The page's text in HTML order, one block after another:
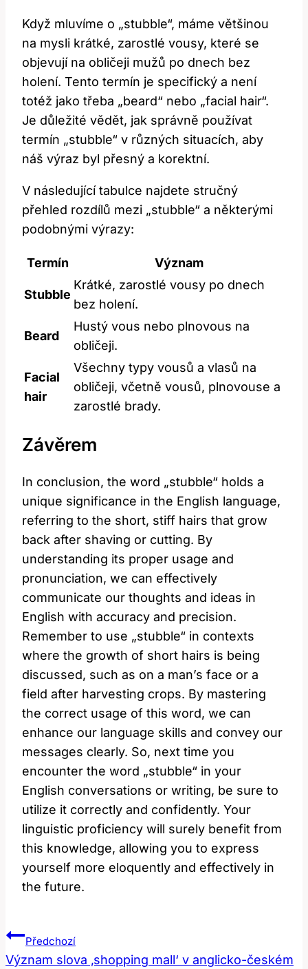
Když mluvíme o „stubble“, máme většinou
na mysli krátké, zarostlé vousy, které se
objevují na obličeji mužů po dnech bez
holení. Tento termín je specifický a není
totéž jako třeba „beard“ nebo „facial hair“.
Je důležité vědět, jak správně používat
termín „stubble“ v různých situacích, aby
náš výraz byl přesný a korektní.
V následující tabulce najdete stručný
přehled rozdílů mezi „stubble“ a některými
podobnými výrazy:
Termín Význam
Stubble
Krátké, zarostlé vousy po dnech
bez holení.
Beard
Hustý vous nebo plnovous na
obličeji.
Facial
hair
Všechny typy vousů a vlasů na
obličeji, včetně vousů, plnovouse a
zarostlé brady.
Závěrem
In conclusion, the word „stubble“ holds a
unique significance in the English language,
referring to the short, stiff hairs that grow
back after shaving or cutting. By
understanding its proper usage and
pronunciation, we can effectively
communicate our thoughts and ideas in
English with accuracy and precision.
Remember to use „stubble“ in contexts
where the growth of short hairs is being
discussed, such as on a man’s face or a
field after harvesting crops. By mastering
the correct usage of this word, we can
enhance our language skills and convey our
messages clearly. So, next time you
encounter the word „stubble“ in your
English conversations or writing, be sure to
utilize it correctly and confidently. Your
linguistic proficiency will surely benefit from
this knowledge, allowing you to express
yourself more eloquently and effectively in
the future.
Navigace
Pro
Předchozí
Význam slova ‚shopping mall‘ v anglicko-českém